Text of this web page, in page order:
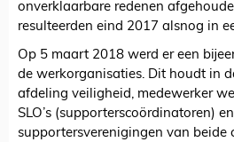
onverklaarbare redenen
resulteerden eind 2017 alsnog in
Op 5 maart 2018 werd er een
de werkorganisaties. Dit houdt in
afdeling veiligheid, medewerker
SLO’s (supporterscoördinatoren) en
supportersverenigingen van beide